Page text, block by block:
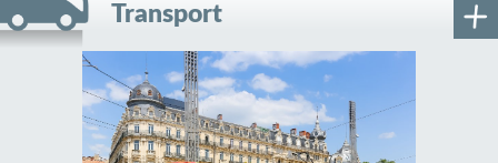
Transport